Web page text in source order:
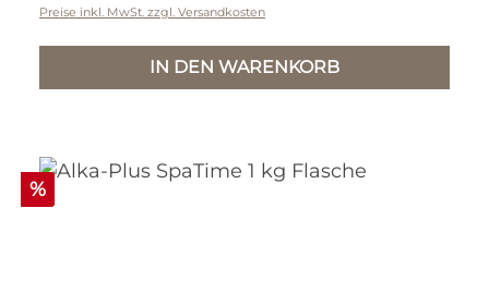
Preise inkl. MwSt. zzgl. Versandkosten
IN DEN WARENKORB
Rabatt
%